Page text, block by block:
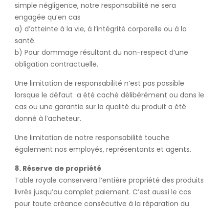
simple négligence, notre responsabilité ne sera
engagée qu’en cas
a) d’atteinte à la vie, à l’intégrité corporelle ou à la
santé.
b) Pour dommage résultant du non-respect d’une
obligation contractuelle.
Une limitation de responsabilité n’est pas possible
lorsque le défaut a été caché délibérément ou dans le
cas ou une garantie sur la qualité du produit a été
donné à l’acheteur.
Une limitation de notre responsabilité touche
également nos employés, représentants et agents.
8. Réserve de propriété
Table royale conservera l’entière propriété des produits
livrés jusqu’au complet paiement. C’est aussi le cas
pour toute créance consécutive à la réparation du